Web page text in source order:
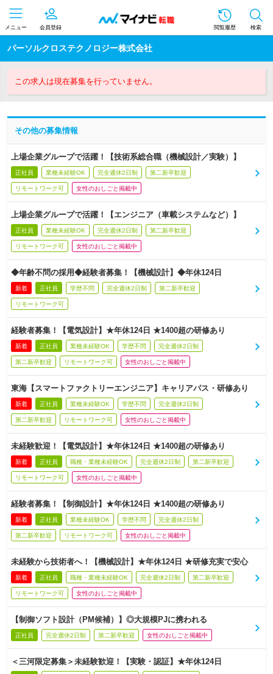
メニュー 会員登録 閲覧履歴 検索
パーソルクロステクノロジー株式会社
この求人は現在募集を行っていません。
その他の募集情報
上場企業グループで活躍！【技術系総合職（機械設計／実験）】
正社員 業種未経験OK 完全週休2日制 第二新卒歓迎
リモートワーク可 女性のおしごと掲載中
上場企業グループで活躍！【エンジニア（車載システムなど）】
正社員 業種未経験OK 完全週休2日制 第二新卒歓迎
リモートワーク可 女性のおしごと掲載中
◆年齢不問の採用◆経験者募集！【機械設計】◆年休124日
新着 正社員 学歴不問 完全週休2日制 第二新卒歓迎
リモートワーク可
経験者募集！【電気設計】★年休124日 ★1400超の研修あり
新着 正社員 業種未経験OK 学歴不問 完全週休2日制
第二新卒歓迎 リモートワーク可 女性のおしごと掲載中
東海【スマートファクトリーエンジニア】キャリアパス・研修あり
新着 正社員 業種未経験OK 学歴不問 完全週休2日制
第二新卒歓迎 リモートワーク可 女性のおしごと掲載中
未経験歓迎！【電気設計】★年休124日 ★1400超の研修あり
新着 正社員 職種・業種未経験OK 完全週休2日制 第二新卒歓迎
リモートワーク可 女性のおしごと掲載中
経験者募集！【制御設計】★年休124日 ★1400超の研修あり
新着 正社員 業種未経験OK 学歴不問 完全週休2日制
第二新卒歓迎 リモートワーク可 女性のおしごと掲載中
未経験から技術者へ！【機械設計】★年休124日 ★研修充実で安心
新着 正社員 職種・業種未経験OK 完全週休2日制 第二新卒歓迎
リモートワーク可 女性のおしごと掲載中
【制御ソフト設計（PM候補）】◎大規模PJに携われる
正社員 完全週休2日制 第二新卒歓迎 女性のおしごと掲載中
＜三河限定募集＞未経験歓迎！【実験・認証】★年休124日